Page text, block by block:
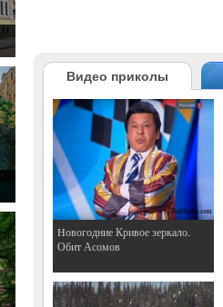
Видео приколы
Hовогодние Кривое зеркало.
Обит Асомов